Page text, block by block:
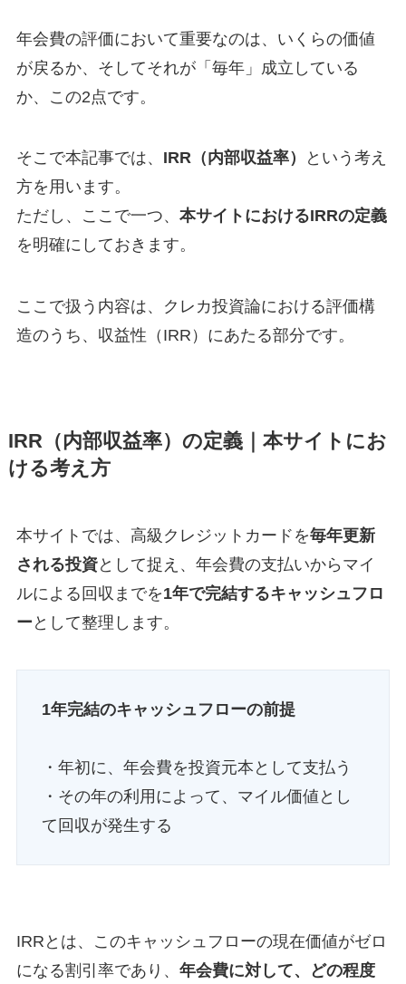
年会費の評価において重要なのは、いくらの価値
が戻るか、そしてそれが「毎年」成立している
か、この2点です。
そこで本記事では、 IRR（内部収益率）
という考え
方を用います。
ただし、ここで一つ、 本サイトにおけるIRRの定義
を明確にしておきます。
ここで扱う内容は、クレカ投資論における評価構
造のうち、収益性（IRR）にあたる部分です。
IRR（内部収益率）の定義｜本サイトにお
ける考え方
本サイトでは、高級クレジットカードを毎年更新
される投資として捉え、年会費の支払いからマイ
ルによる回収までを1年で完結するキャッシュフロ
ー として整理します。
1年完結のキャッシュフローの前提
・年初に、年会費を投資元本として支払う
・その年の利用によって、マイル価値とし
て回収が発生する
IRRとは、このキャッシュフローの現在価値がゼロ
になる割引率であり、 年会費に対して、どの程度